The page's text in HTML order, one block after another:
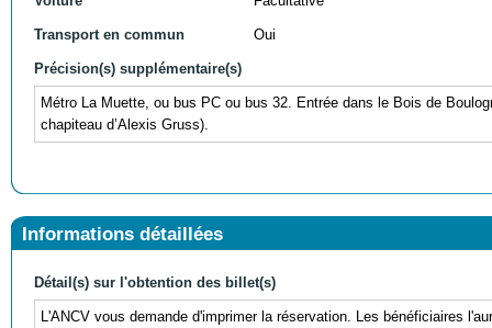
Transport en commun Oui
Précision(s) supplémentaire(s)
Métro La Muette, ou bus PC ou bus 32. Entrée dans le Bois de
chapiteau d’Alexis Gruss).
Informations détaillées
Détail(s) sur l'obtention des billet(s)
L'ANCV vous demande d'imprimer la réservation. Les bénéficiaires